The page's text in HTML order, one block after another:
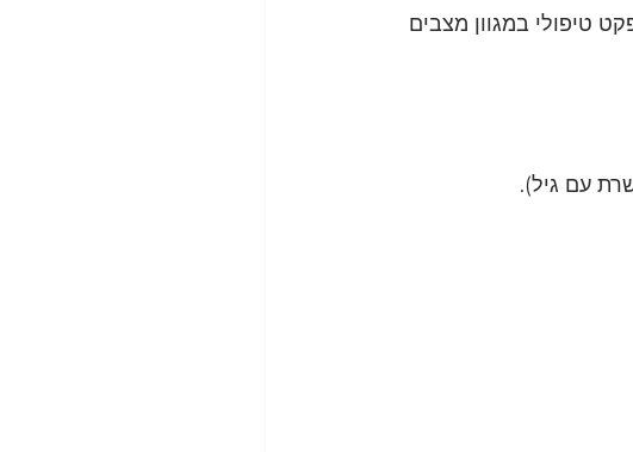
טיפולי במגוון מצבים
עם גיל).